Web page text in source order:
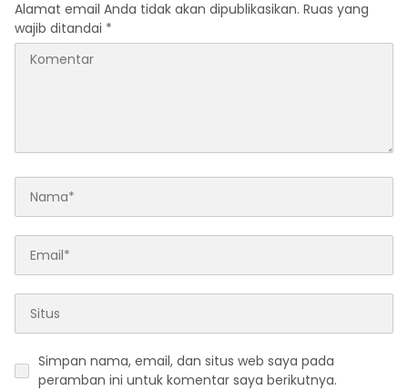
Alamat email Anda tidak akan dipublikasikan. Ruas yang
wajib ditandai *
Simpan nama, email, dan situs web saya pada
peramban ini untuk komentar saya berikutnya.